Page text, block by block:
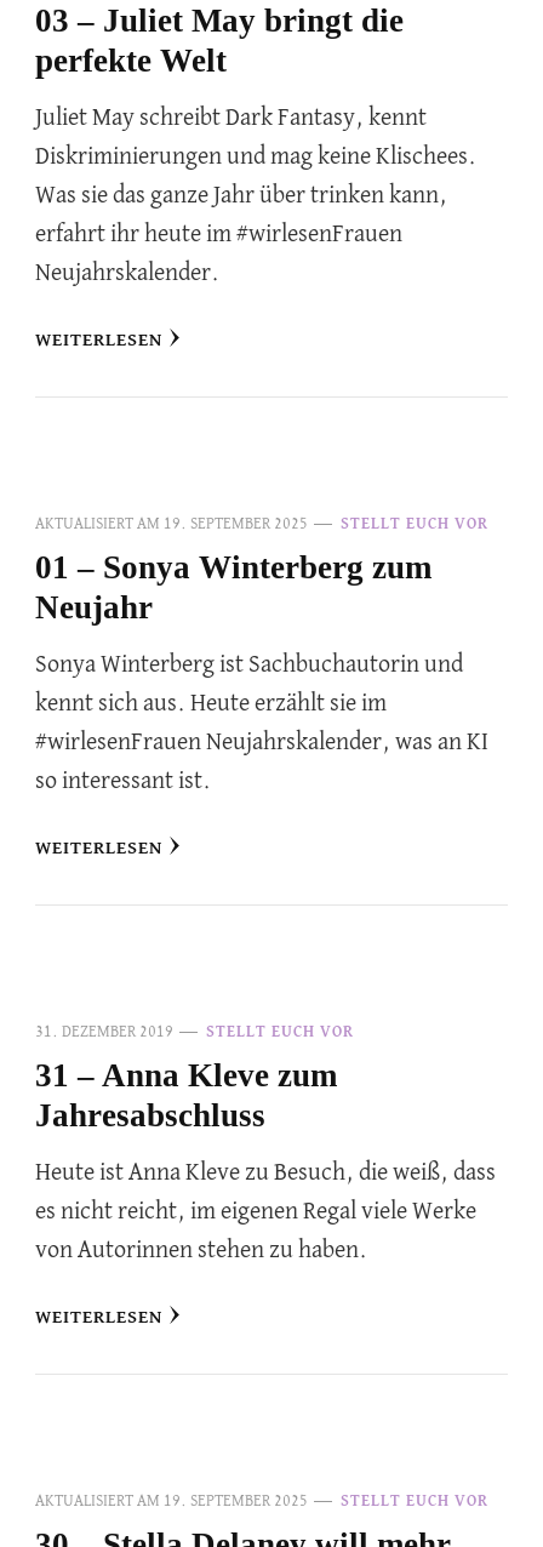
03 – Juliet May bringt die
perfekte Welt
Juliet May schreibt Dark Fantasy, kennt
Diskriminierungen und mag keine Klischees.
Was sie das ganze Jahr über trinken kann,
erfahrt ihr heute im #wirlesenFrauen
Neujahrskalender.
WEITERLESEN
AKTUALISIERT AM 19. SEPTEMBER 2025 STELLT EUCH VOR
01 – Sonya Winterberg zum
Neujahr
Sonya Winterberg ist Sachbuchautorin und
kennt sich aus. Heute erzählt sie im
#wirlesenFrauen Neujahrskalender, was an KI
so interessant ist.
WEITERLESEN
31. DEZEMBER 2019 STELLT EUCH VOR
31 – Anna Kleve zum
Jahresabschluss
Heute ist Anna Kleve zu Besuch, die weiß, dass
es nicht reicht, im eigenen Regal viele Werke
von Autorinnen stehen zu haben.
WEITERLESEN
AKTUALISIERT AM 19. SEPTEMBER 2025 STELLT EUCH VOR